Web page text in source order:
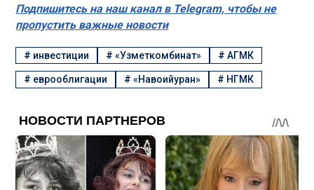
Подпишитесь на наш канал в Telegram, чтобы не
пропустить важные новости
# инвестиции #«Узметкомбинат» # АГМК
# еврооблигации #«Навоийуран» # НГМК